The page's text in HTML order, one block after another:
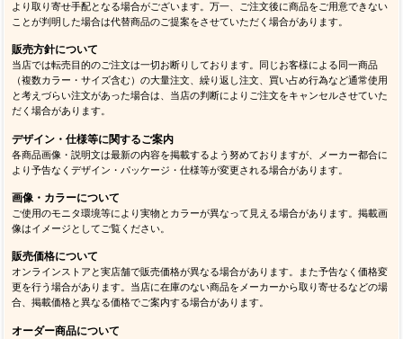
より取り寄せ手配となる場合がございます。万一、ご注文後に商品をご用意できない
ことが判明した場合は代替商品のご提案をさせていただく場合があります。
販売方針について
当店では転売目的のご注文は一切お断りしております。同じお客様による同一商品
（複数カラー・サイズ含む）の大量注文、繰り返し注文、買い占め行為など通常使用
と考えづらい注文があった場合は、当店の判断によりご注文をキャンセルさせていた
だく場合があります。
デザイン・仕様等に関するご案内
各商品画像・説明文は最新の内容を掲載するよう努めておりますが、メーカー都合に
より予告なくデザイン・パッケージ・仕様等が変更される場合があります。
画像・カラーについて
ご使用のモニタ環境等により実物とカラーが異なって見える場合があります。掲載画
像はイメージとしてご覧ください。
販売価格について
オンラインストアと実店舗で販売価格が異なる場合があります。また予告なく価格変
更を行う場合があります。当店に在庫のない商品をメーカーから取り寄せるなどの場
合、掲載価格と異なる価格でご案内する場合があります。
オーダー商品について